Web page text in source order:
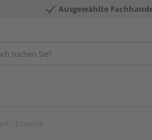
Ausgewählte